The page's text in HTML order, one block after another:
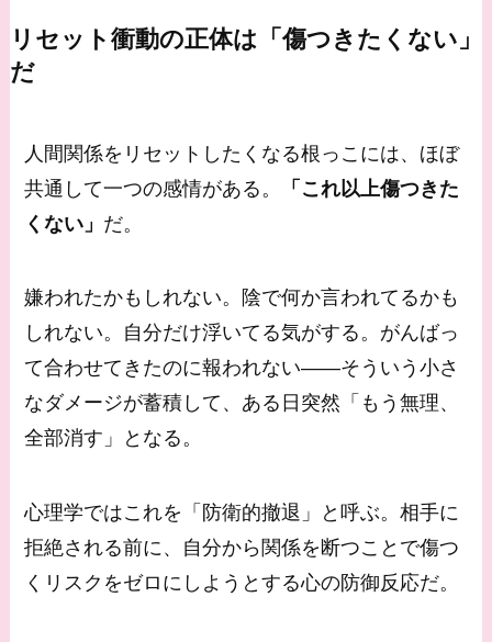
リセット衝動の正体は「傷つきたくない」
だ
人間関係をリセットしたくなる根っこには、ほぼ
共通して一つの感情がある。
「これ以上傷つきた
くない」 だ。
嫌われたかもしれない。陰で何か言われてるかも
しれない。自分だけ浮いてる気がする。がんばっ
て合わせてきたのに報われない——そういう小さ
なダメージが蓄積して、ある日突然「もう無理、
全部消す」となる。
心理学ではこれを「防衛的撤退」と呼ぶ。相手に
拒絶される前に、自分から関係を断つことで傷つ
くリスクをゼロにしようとする心の防御反応だ。